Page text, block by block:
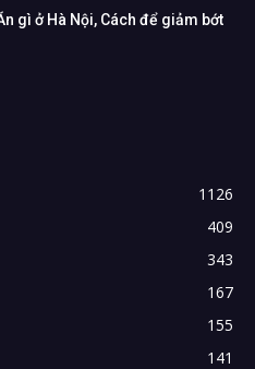
gì ở Hà Nội, Cách để giảm bớt
1126
409
343
167
155
141